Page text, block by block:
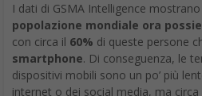
I dati di GSMA Intelligence
popolazione mondiale ora
con circa il 60% di queste persone
smartphone. Di conseguenza, le
dispositivi mobili sono un po’ più
internet o dei social media, ma